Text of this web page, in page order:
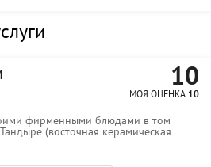
10
МОЯ ОЦЕНКА 10
фирменными блюдами в том
(восточная керамическая